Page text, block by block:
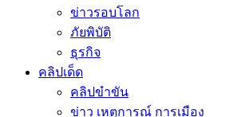
ข่าวรอบโลก
ภัยพิบัติ
ธุรกิจ
คลิปเด็ด
คลิปขำขัน
ข่าว เหตุการณ์ การเมือง